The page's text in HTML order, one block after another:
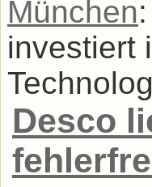
München
investiert
Desco